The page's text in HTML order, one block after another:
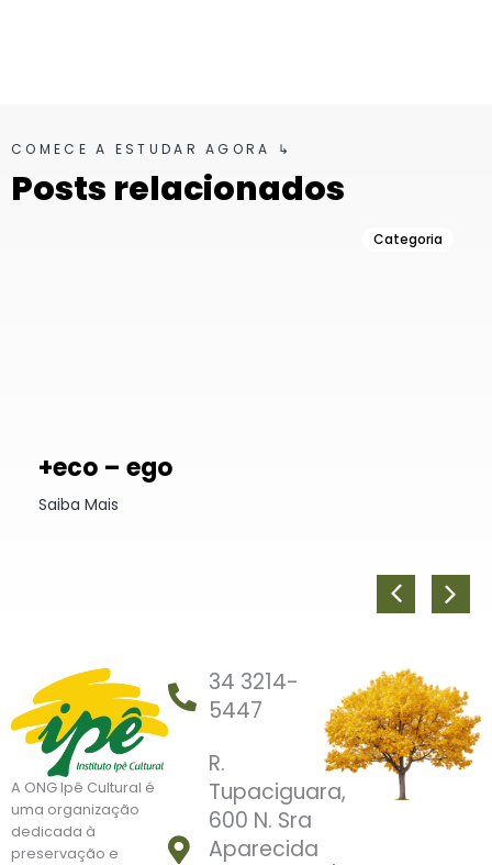
COMECE A ESTUDAR AGORA ↳
Posts relacionados
Categoria
+eco – ego
Saiba Mais
A ONG Ipê Cultural é
uma organização
dedicada à
preservação e
34 3214-
5447
R.
Tupaciguara,
600 N. Sra
Aparecida